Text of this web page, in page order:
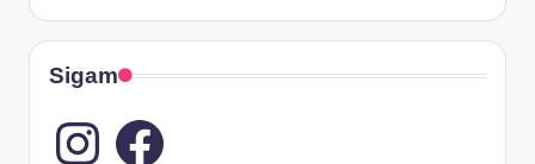
Sigam
Instagram